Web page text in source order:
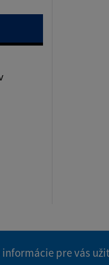
pre vás